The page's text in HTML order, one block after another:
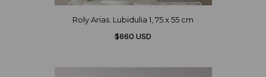
Roly Arias. Lubidulia 1, 75 x 55 cm
$660 USD